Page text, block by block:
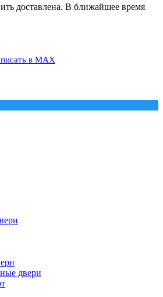
доставлена. В ближайшее время
в МАХ
двери